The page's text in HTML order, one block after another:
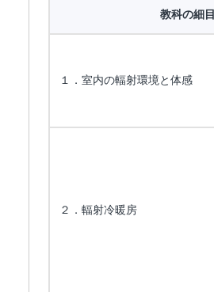
教科の細目
１．室内の輻射環境と体感
２．輻射冷暖房